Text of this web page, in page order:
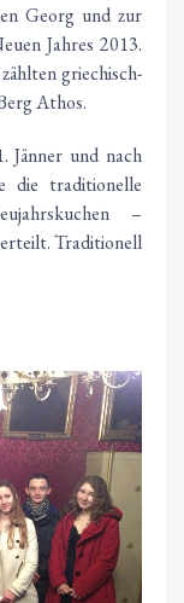
Georg und zur
Jahres 2013.
griechisch-
Athos.
Jänner und nach
die traditionelle
–
Traditionell